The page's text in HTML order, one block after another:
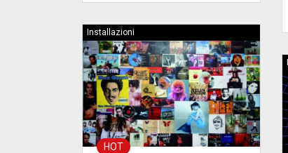
Installazioni
HOT